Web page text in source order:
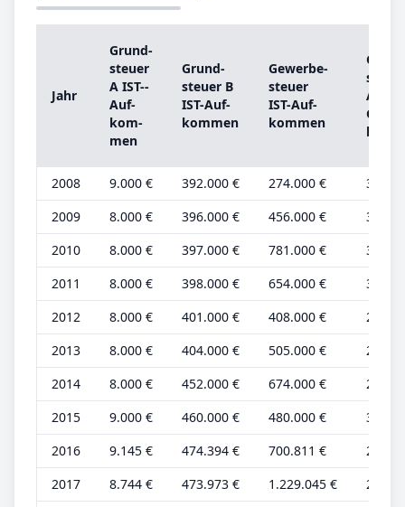
Jahr
Grund­
steu­er
A IST-­
Auf­
kom­
men
Grund­
steu­er B
IST-­Auf­
kom­men
Ge­wer­be­
steu­er
IST-­Auf­
kom­men
steu­er
A
2008 9.000 € 392.000 € 274.000 €
3.000
2009
8.000 € 396.000 € 456.000 €
3.000
2010
8.000 € 397.000 € 781.000 €
3.000
2011
8.000 € 398.000 € 654.000 €
3.000
2012
8.000 € 401.000 € 408.000 €
2.000
2013
8.000 € 404.000 € 505.000 €
2.000
2014
8.000 € 452.000 € 674.000 €
2.000
2015
9.000 € 460.000 € 480.000 €
3.000
2016
9.145 € 474.394 € 700.811 €
2.690
2017
8.744 € 473.973 € 1.229.045 €
2.572